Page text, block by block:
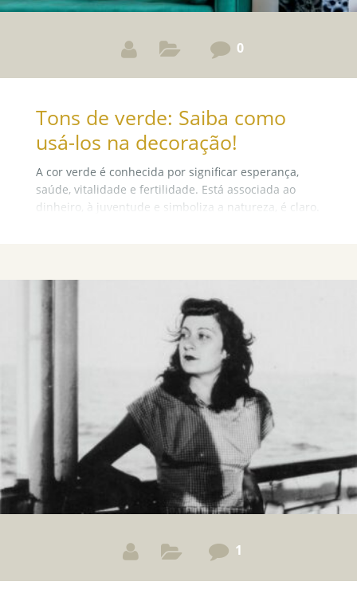
0
Tons de verde: Saiba como
usá-los na decoração!
A cor verde é conhecida por significar esperança,
saúde, vitalidade e fertilidade. Está associada ao
dinheiro, à juventude e simboliza a natureza, é claro.
1